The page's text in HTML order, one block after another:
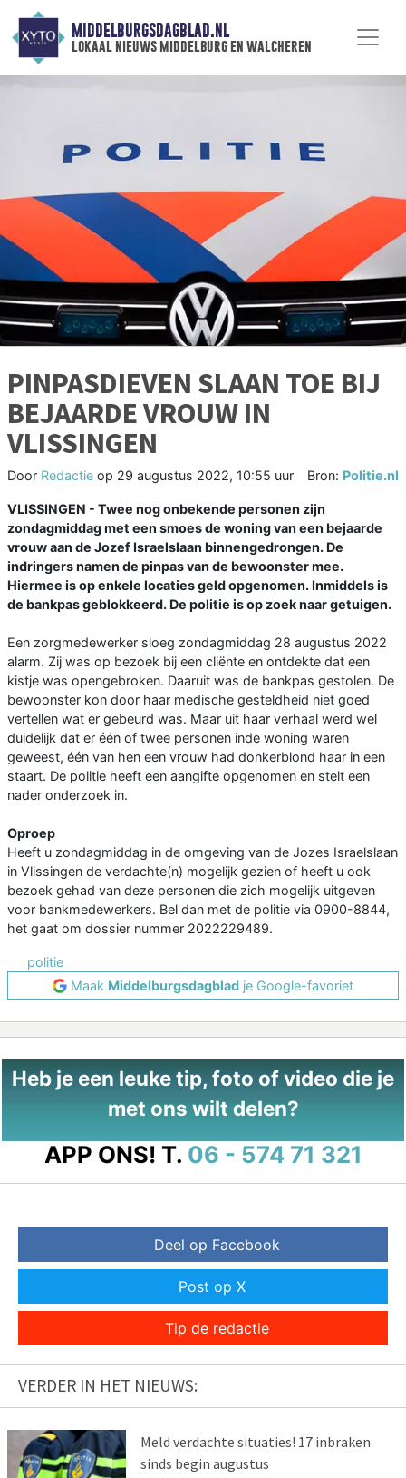
MIDDELBURGSDAGBLAD.NL
lokaal nieuws middelburg en walcheren
PINPASDIEVEN SLAAN TOE BIJ
BEJAARDE VROUW IN
VLISSINGEN
Door Redactie op 29 augustus 2022, 10:55 uur Bron: Politie.nl
VLISSINGEN - Twee nog onbekende personen zijn
zondagmiddag met een smoes de woning van een bejaarde
vrouw aan de Jozef Israelslaan binnengedrongen. De
indringers namen de pinpas van de bewoonster mee.
Hiermee is op enkele locaties geld opgenomen. Inmiddels is
de bankpas geblokkeerd. De politie is op zoek naar getuigen.
Een zorgmedewerker sloeg zondagmiddag 28 augustus 2022
alarm. Zij was op bezoek bij een cliënte en ontdekte dat een
kistje was opengebroken. Daaruit was de bankpas gestolen. De
bewoonster kon door haar medische gesteldheid niet goed
vertellen wat er gebeurd was. Maar uit haar verhaal werd wel
duidelijk dat er één of twee personen inde woning waren
geweest, één van hen een vrouw had donkerblond haar in een
staart. De politie heeft een aangifte opgenomen en stelt een
nader onderzoek in.
Oproep
Heeft u zondagmiddag in de omgeving van de Jozes Israelslaan
in Vlissingen de verdachte(n) mogelijk gezien of heeft u ook
bezoek gehad van deze personen die zich mogelijk uitgeven
voor bankmedewerkers. Bel dan met de politie via 0900-8844,
het gaat om dossier nummer 2022229489.
politie
Maak Middelburgsdagblad je Google-favoriet
Heb je een leuke tip, foto of video die je
met ons wilt delen?
APP ONS! T. 06 - 574 71 321
Deel op Facebook
Post op X
Tip de redactie
VERDER IN HET NIEUWS:
Meld verdachte situaties! 17 inbraken
sinds begin augustus